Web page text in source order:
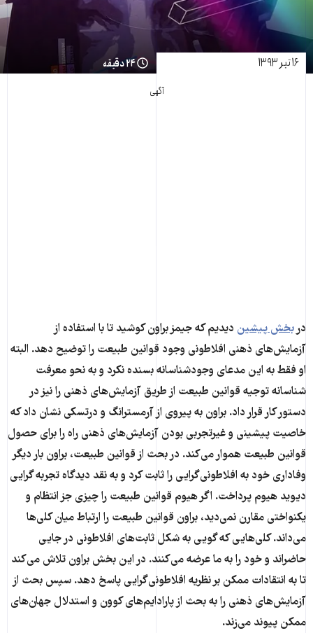
۱۶ تیر ۱۳۹۳ ۲۴ دقیقه
آگهی
دربخش پیشین دیدیم که جیمز براون کوشید تا با استفاده از
آزمایش‌های ذهنی افلاطونی وجود قوانین طبیعت را توضیح دهد. البته
او فقط به این مدعای وجودشناسانه بسنده نکرد و به نحو معرفت
شناسانه توجیه قوانین طبیعت از طریق آزمایش‌های ذهنی را نیز در
دستور کار قرار داد. براون به پیروی از آرمسترانگ و درتسکی نشان داد که
خاصیت پیشینی و غیرتجربی بودن آزمایش‌های ذهنی راه را برای حصول
قوانین طبیعت هموار می‌کند. در بحث از قوانین طبیعت، براون بار دیگر
وفاداری خود به افلاطونی‌گرایی را ثابت کرد و به نقد دیدگاه تجربه گرایی
دیوید هیوم پرداخت. اگر هیوم قوانین طبیعت را چیزی جز انتظام و
یکنواختی مقارن نمی‌دید، براون قوانین طبیعت را ارتباط میان کلی‌ها
می‌داند. کلی‌هایی که گویی به شکل ثابت‌های افلاطونی در جایی
حاضر‌اند و خود را به ما عرضه می‌کنند. در این بخش براون تلاش می‌کند
تا به انتقادات ممکن بر نظریه افلاطونی‌گرایی پاسخ دهد. سپس بحث از
آزمایش‌های ذهنی را به بحث از پارادایم‌های کوون و استدلال جهان‌های
ممکن پیوند می‌زند.